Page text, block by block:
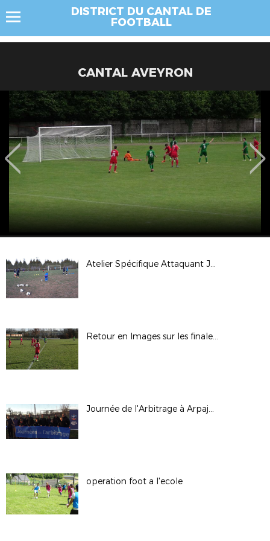
DISTRICT DU CANTAL DE
FOOTBALL
CANTAL AVEYRON
Atelier Spécifique Attaquant Janvier 2019
Retour en Images sur les finales départementales des Sections Sportives
Journée de l'Arbitrage à Arpajon le Samedi 24 Novembre 2018
operation foot a l'ecole